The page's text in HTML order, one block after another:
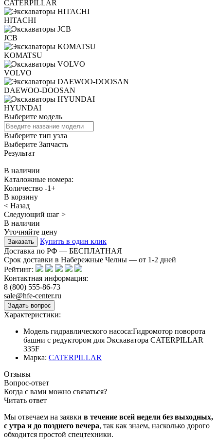
CATERPILLAR
HITACHI
JCB
KOMATSU
VOLVO
DAEWOO-DOOSAN
HYUNDAI
Выберите модель
Выберите тип узла
Выберите Запчасть
Результат
В наличии
Каталожные номера:
Количество -1+
В корзину
< Назад
Следующий шаг >
В наличии
Уточняйте цену
Купить в один клик
Доставка по РФ — БЕСПЛАТНАЯ
Срок доставки в Набережные Челны — от 1-2 дней
Рейтинг:
Контактная информация:
8 (800) 555-86-73
sale@hfe-center.ru
Характеристики:
Модель гидравлического насоса:Гидромотор поворота
башни с редуктором для Экскаватора CATERPILLAR
335F
Марка: CATERPILLAR
Отзывы
Вопрос-ответ
Когда с вами можно связаться?
Читать ответ
Мы отвечаем на заявки в течение всей недели без выходных,
с утра и до позднего вечера, так как знаем, насколько дорого
обходится простой спецтехники.